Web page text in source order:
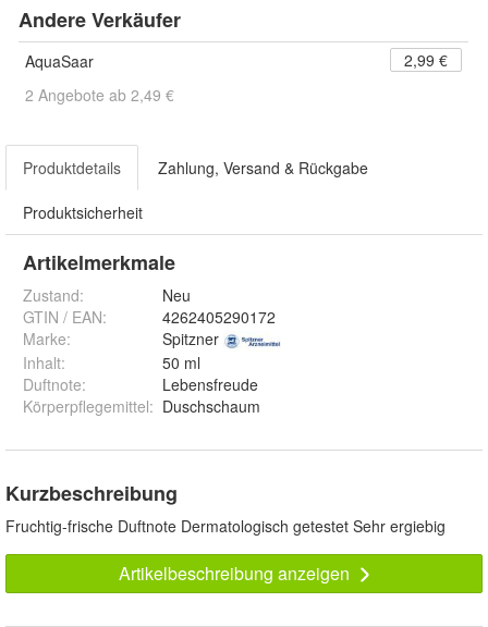
Andere Verkäufer
AquaSaar
2,99 €
2 Angebote ab 2,49 €
Produktdetails Zahlung, Versand & Rückgabe
Produktsicherheit
Artikelmerkmale
Zustand:
Neu
GTIN / EAN:
4262405290172
Marke:
Spitzner
Inhalt:
50 ml
Duftnote:
Lebensfreude
Körperpflegemittel: Duschschaum
Kurzbeschreibung
Fruchtig-frische Duftnote Dermatologisch getestet Sehr ergiebig
Artikelbeschreibung anzeigen